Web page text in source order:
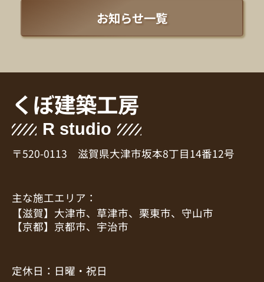
お知らせ一覧
くぼ建築工房
R studio
〒520-0113 滋賀県大津市坂本8丁目14番12号
主な施工エリア：
【滋賀】大津市、草津市、栗東市、守山市
【京都】京都市、宇治市
定休日：日曜・祝日